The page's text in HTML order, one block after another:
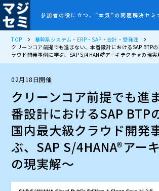
参加者の役に立つ、”本気”の問題解決セミ
TOP
基幹系システム・ERP・SAP・会計・受発注
クリーンコア前提でも進まない、本番設計におけるSAP BTP
ラウド開発事例に学ぶ、SAP S/4HANA®アーキテクチャの現実
02月18日開催
クリーンコア前提でも進
番設計におけるSAP BTP
国内最大級クラウド開発
ぶ、SAP S/4HANA®アー
の現実解～